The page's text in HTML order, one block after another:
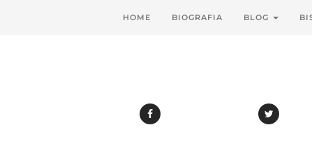
HOME BIOGRAFIA BLOG